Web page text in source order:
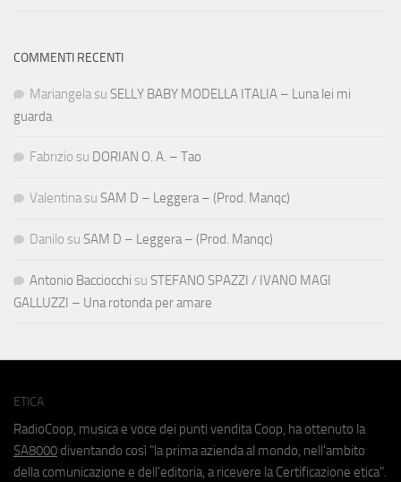
COMMENTI RECENTI
Mariangela su SELLY BABY MODELLA ITALIA – Luna lei mi
guarda
Fabrizio su DORIAN O. A. – Tao
Valentina su SAM D – Leggera – (Prod. Manqc)
Danilo su SAM D – Leggera – (Prod. Manqc)
Antonio Bacciocchi su STEFANO SPAZZI / IVANO MAGI
GALLUZZI – Una rotonda per amare
ETICA
RadioCoop, musica e voce dei punti vendita Coop, ha ottenuto la
SA8000 diventando così "la prima azienda al mondo, nell'ambito
della comunicazione e dell'editoria, a ricevere la Certificazione etica".